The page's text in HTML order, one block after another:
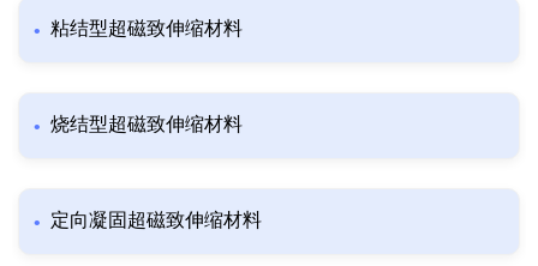
粘结型超磁致伸缩材料
烧结型超磁致伸缩材料
定向凝固超磁致伸缩材料